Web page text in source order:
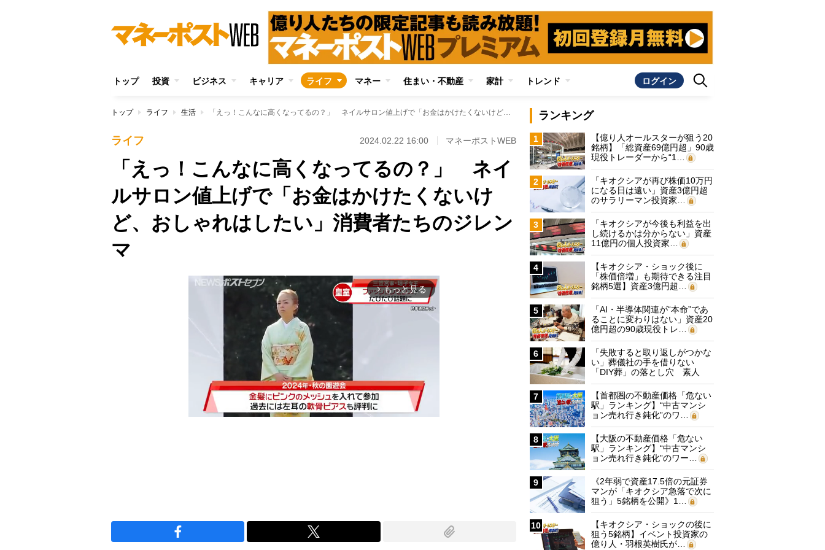
トップ 投資 ビジネス キャリア ライフ マネー 住まい・不動産 家計 トレンド ログイン
トップ ライフ 生活 「えっ！こんなに高くなってるの？」 ネイルサロン値上げで「お金はかけたくないけど、おしゃれはしたい」消費者たちのジレンマ
ライフ 2024.02.22 16:00 マネーポストWEB
「えっ！こんなに高くなってるの？」 ネイ
ルサロン値上げで「お金はかけたくないけ
ど、おしゃれはしたい」消費者たちのジレン
マ
arrow_forward_ios もっと見る
ランキング
1
【億り人オールスターが狙う20
銘柄】「総資産69億円超」90歳
現役トレーダーから“1…
2
「キオクシアが再び株価10万円
になる日は遠い」資産3億円超
のサラリーマン投資家…
3
「キオクシアが今後も利益を出
し続けるかは分からない」資産
11億円の個人投資家…
4
【キオクシア・ショック後に
「株価倍増」も期待できる注目
銘柄5選】資産3億円超…
5
「AI・半導体関連が“本命”であ
ることに変わりはない」資産20
億円超の90歳現役トレ…
6
「失敗すると取り返しがつかな
い」葬儀社の手を借りない
「DIY葬」の落とし穴 素人
に…
7
【首都圏の不動産価格「危ない
駅」ランキング】“中古マンシ
ョン売れ行き鈍化”のワ…
8
【大阪の不動産価格「危ない
駅」ランキング】“中古マンシ
ョン売れ行き鈍化”のワー…
9
《2年弱で資産17.5倍の元証券
マンが「キオクシア急落で次に
狙う」5銘柄を公開》1…
10
【キオクシア・ショックの後に
狙う5銘柄】イベント投資家の
億り人・羽根英樹氏が…